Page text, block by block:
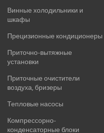
Винные холодильники и
шкафы
Прецизионные кондиционеры
Приточно-вытяжные
установки
Приточные очистители
воздуха, бризеры
Тепловые насосы
Компрессорно-
конденсаторные блоки